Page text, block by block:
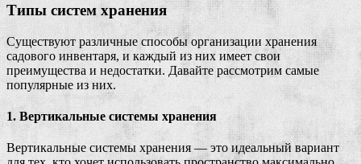
Типы систем хранения
Существуют различные способы организации хранения
садового инвентаря, и каждый из них имеет свои
преимущества и недостатки. Давайте рассмотрим самые
популярные из них.
1. Вертикальные системы хранения
Вертикальные системы хранения — это идеальный вариант